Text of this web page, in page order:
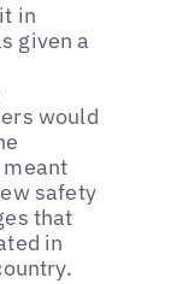
in
given a
would
meant
safety
that
in